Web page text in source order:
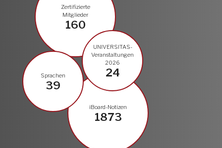
Sprachen
39
Zertifizierte
Mitglieder
160
UNIVERSITAS-
Veranstaltungen
2026
24
iBoard-Notizen
1873